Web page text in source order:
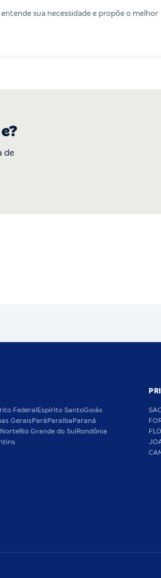
sua necessidade e propõe o melhor
de
FederalEspírito SantoGoiás
GeraisParáParaíbaParaná
Rio Grande do SulRondônia